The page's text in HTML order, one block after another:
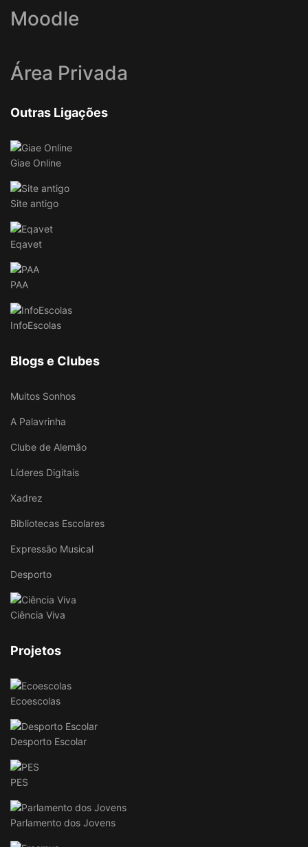
Moodle
Área Privada
Outras Ligações
Giae Online
Site antigo
Eqavet
PAA
InfoEscolas
Blogs e Clubes
Muitos Sonhos
A Palavrinha
Clube de Alemão
Líderes Digitais
Xadrez
Bibliotecas Escolares
Expressão Musical
Desporto
Ciência Viva
Projetos
Ecoescolas
Desporto Escolar
PES
Parlamento dos Jovens